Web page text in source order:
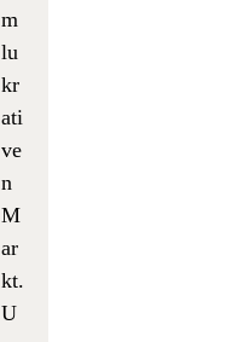
m
lu
kr
ati
ve
n
M
ar
kt.
U